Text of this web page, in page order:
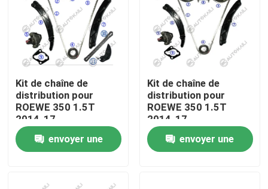
Contrôle de la qualité
Nous contacter
Nouvelles
Demandez un devis
Kit à chaînes de synchronisation
Kit de chaîne de
distribution pour
ROEWE 350 1.5T
2014-17
envoyer une
Kit de chaîne de
distribution pour
ROEWE 350 1.5T
2014-17
envoyer une